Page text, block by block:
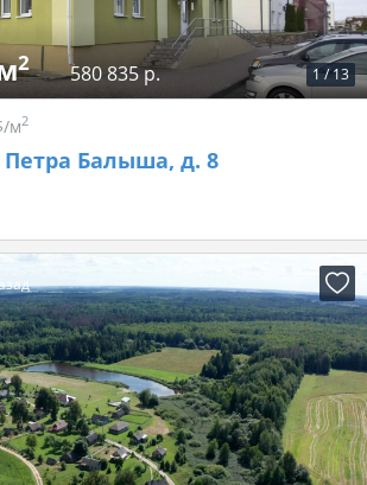
1 / 13
2 580 835 р.
м2
Петра Балыша, д. 8